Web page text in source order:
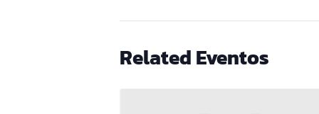
Related Eventos